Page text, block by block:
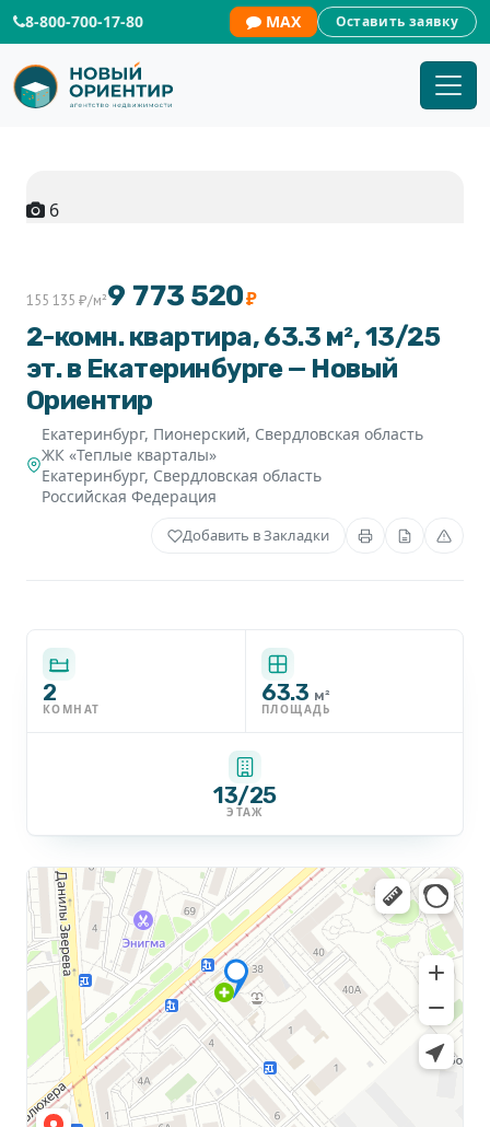
8-800-700-17-80 MAX Оставить заявку
6
2-комн. квартира, 63.3 м², 13/25
эт. в Екатеринбурге — Новый
Ориентир
Екатеринбург, Пионерский, Свердловская область
ЖК «Теплые кварталы»
Екатеринбург, Свердловская область
Российская Федерация
155 135 ₽/м²9 773 520₽
Добавить в Закладки
2
КОМНАТ
63.3 м²
ПЛОЩАДЬ
13/25
ЭТАЖ